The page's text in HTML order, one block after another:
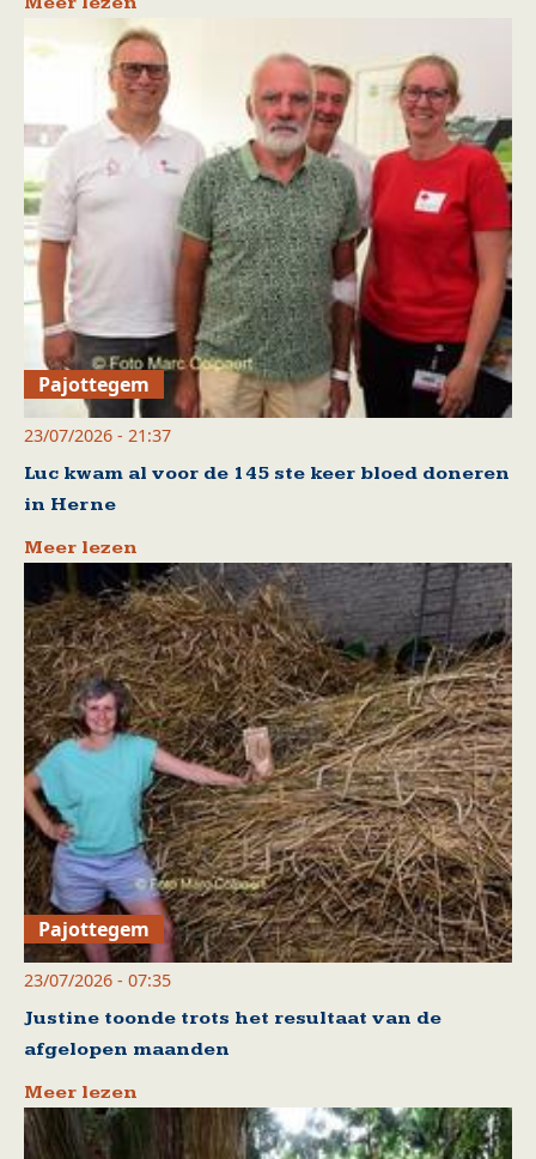
Pajottegem
23/07/2026 - 21:37
Luc kwam al voor de 145 ste keer bloed doneren
in Herne
Meer lezen
Pajottegem
23/07/2026 - 07:35
Justine toonde trots het resultaat van de
afgelopen maanden
Meer lezen